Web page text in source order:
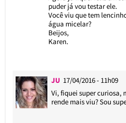
puder já vou testar ele.
Você viu que tem
água micelar?
Beijos,
Karen.
JU 17/04/2016 - 11h09
Vi, fiquei super curiosa,
rende mais viu? Sou